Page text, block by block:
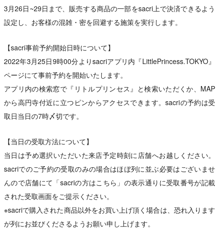
3月26日~29日まで、販売する商品の一部をsacri上で決済できるよう
設定し、お客様の混雑・密を回避する施策を実行します。
【sacri事前予約開始日時について】
2022年3月25日9時00分よりsacriアプリ内『LittlePrincess.TOKYO』
ページにて事前予約を開始いたします。
アプリ内の検索窓で『リトルプリンセス』と検索いただくか、MAP
から高円寺付近に立つピンからアクセスできます。sacriの予約は受
取日当日の7時〆切です。
【当日の受取方法について】
当日は予め選択いただいた来店予定時刻に店舗へお越しください。
sacriでのご予約の受取のみの場合はほぼ列に並ぶ必要はございませ
んので店舗にて「sacriの方はこちら」の表示通りに受取番号が記載
された受取画面をご提示ください。
※sacriで購入された商品以外をお買い上げ頂く場合は、恐れ入ります
が列にお並びくださるようお願い申し上げます。